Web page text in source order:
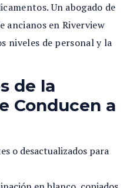
Un abogado de
ancianos en Riverview
niveles de personal y la
de la
Conducen a
o desactualizados para